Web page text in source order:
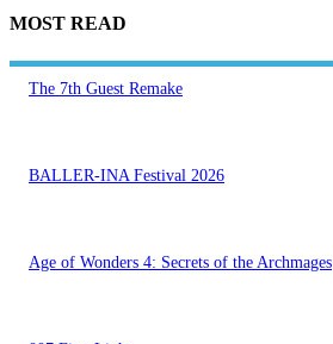
MOST READ
The 7th Guest Remake
BALLER-INA Festival 2026
Age of Wonders 4: Secrets of the Archmages